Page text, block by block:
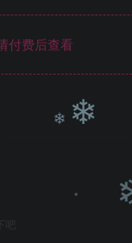
付费后查看
吧
❄
❄